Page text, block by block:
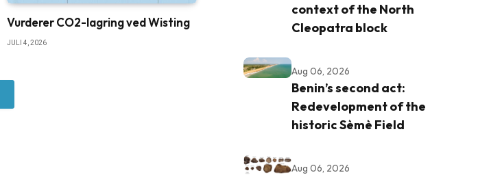
Vurderer CO2-lagring ved Wisting
JULI 4, 2026
context of the North
Cleopatra block
Aug 06, 2026
Benin’s second act:
Redevelopment of the
historic Sèmè Field
Aug 06, 2026